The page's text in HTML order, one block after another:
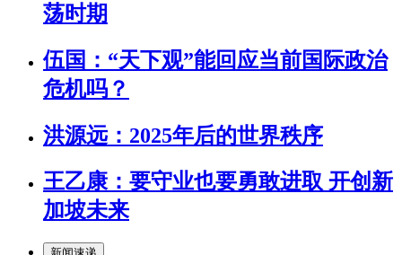
荡时期
伍国：“天下观”能回应当前国际政治
危机吗？
洪源远：2025年后的世界秩序
王乙康：要守业也要勇敢进取 开创新
加坡未来